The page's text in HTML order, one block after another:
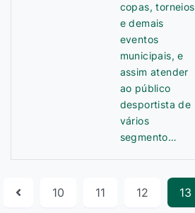
copas, torneios
e demais
eventos
municipais, e
assim atender
ao público
desportista de
vários
segmento…
10 11 12 13